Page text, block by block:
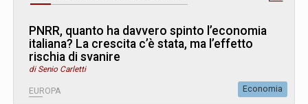
PNRR, quanto ha davvero spinto l’economia
italiana? La crescita c’è stata, ma l’effetto
rischia di svanire
di Senio Carletti
EUROPA Economia